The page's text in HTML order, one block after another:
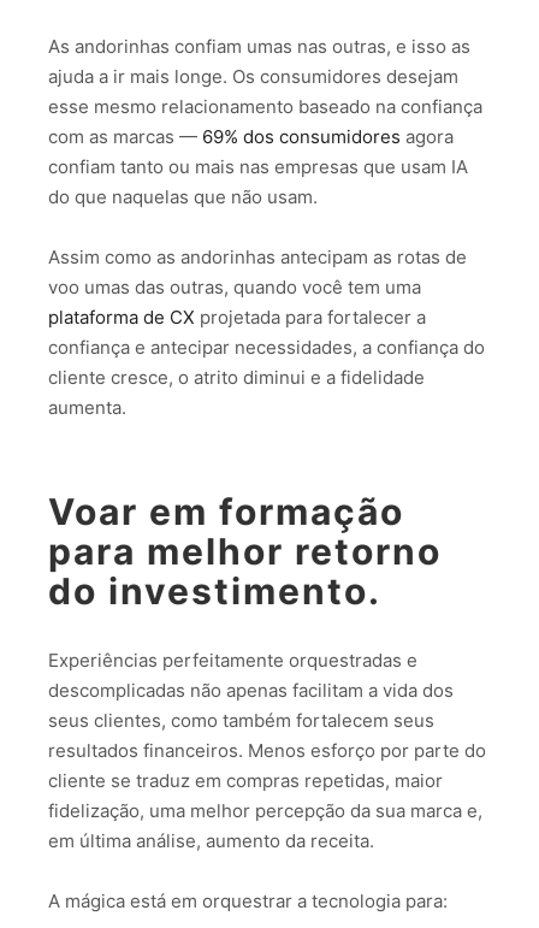
As andorinhas confiam umas nas outras, e isso as
ajuda a ir mais longe. Os consumidores desejam
esse mesmo relacionamento baseado na confiança
com as marcas — 69% dos consumidores agora
confiam tanto ou mais nas empresas que usam IA
do que naquelas que não usam.
Assim como as andorinhas antecipam as rotas de
voo umas das outras, quando você tem uma
plataforma de CX projetada para fortalecer a
confiança e antecipar necessidades, a confiança do
cliente cresce, o atrito diminui e a fidelidade
aumenta.
Voar em formação
para melhor retorno
do investimento.
Experiências perfeitamente orquestradas e
descomplicadas não apenas facilitam a vida dos
seus clientes, como também fortalecem seus
resultados financeiros. Menos esforço por parte do
cliente se traduz em compras repetidas, maior
fidelização, uma melhor percepção da sua marca e,
em última análise, aumento da receita.
A mágica está em orquestrar a tecnologia para: